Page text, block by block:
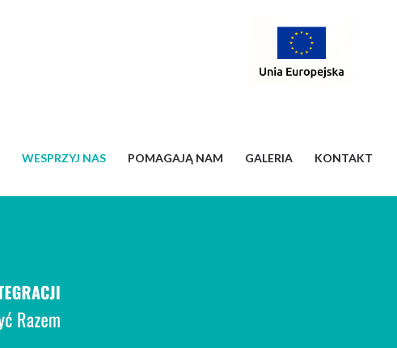
WESPRZYJ NAS POMAGAJĄ NAM GALERIA KONTAKT